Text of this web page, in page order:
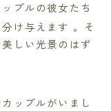
プルの彼女たち
け与えます 。そ
しい光景のはず
ップルがいまし